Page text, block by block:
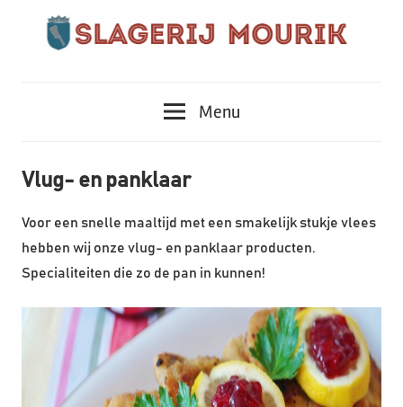
Menu
Vlug- en panklaar
Voor een snelle maaltijd met een smakelijk stukje vlees
hebben wij onze vlug- en panklaar producten.
Specialiteiten die zo de pan in kunnen!